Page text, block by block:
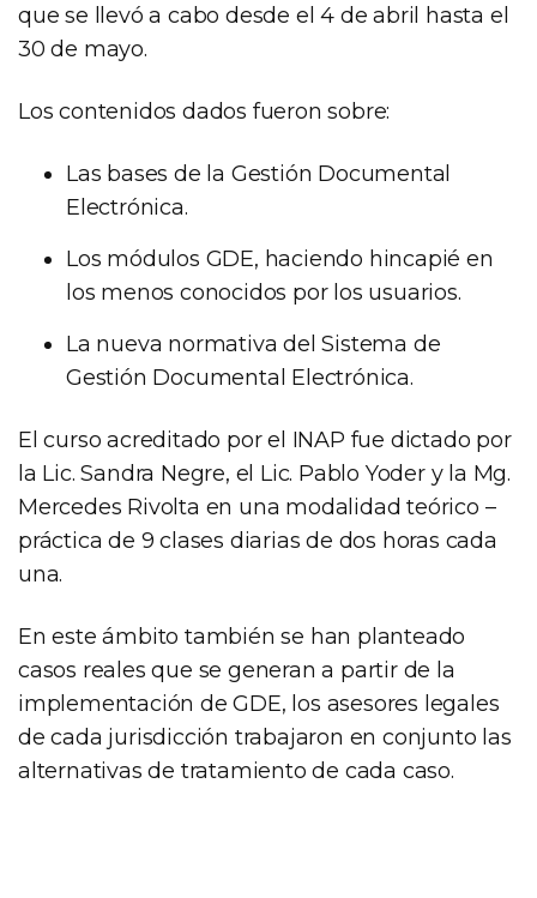
que se llevó a cabo desde el 4 de abril hasta el
30 de mayo.
Los contenidos dados fueron sobre:
Las bases de la Gestión Documental
Electrónica.
Los módulos GDE, haciendo hincapié en
los menos conocidos por los usuarios.
La nueva normativa del Sistema de
Gestión Documental Electrónica.
El curso acreditado por el INAP fue dictado por
la Lic. Sandra Negre, el Lic. Pablo Yoder y la Mg.
Mercedes Rivolta en una modalidad teórico –
práctica de 9 clases diarias de dos horas cada
una.
En este ámbito también se han planteado
casos reales que se generan a partir de la
implementación de GDE, los asesores legales
de cada jurisdicción trabajaron en conjunto las
alternativas de tratamiento de cada caso.